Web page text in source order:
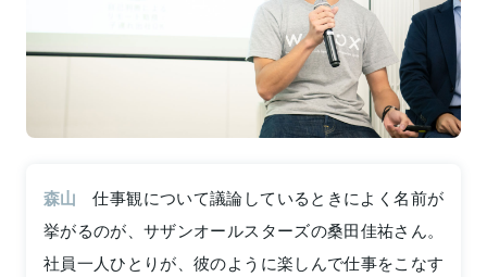
森山
仕事観について議論しているときによく名前が
挙がるのが、サザンオールスターズの桑田佳祐さん。
社員一人ひとりが、彼のように楽しんで仕事をこなす